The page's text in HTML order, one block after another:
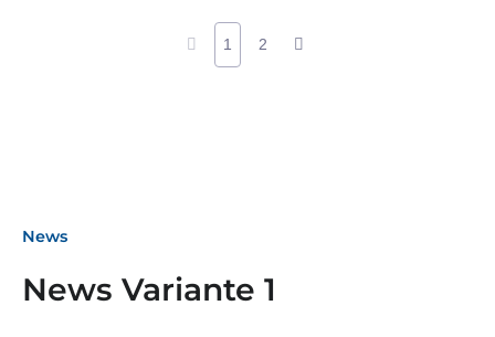
1 2
News
News Variante 1